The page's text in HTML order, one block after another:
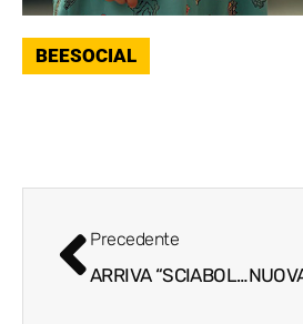
BEESOCIAL
Precedente
ARRIVA “SCIABOLIAMO”: GLAMOUR, TASCABILE, PERSONALIZZABILE